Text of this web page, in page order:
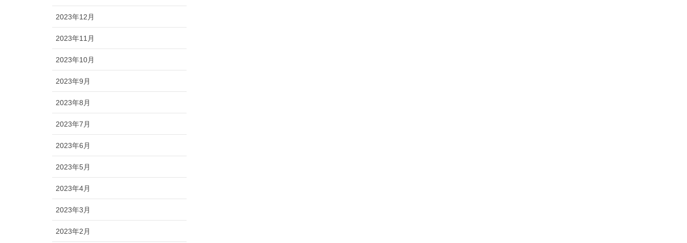
2023年12月
2023年11月
2023年10月
2023年9月
2023年8月
2023年7月
2023年6月
2023年5月
2023年4月
2023年3月
2023年2月